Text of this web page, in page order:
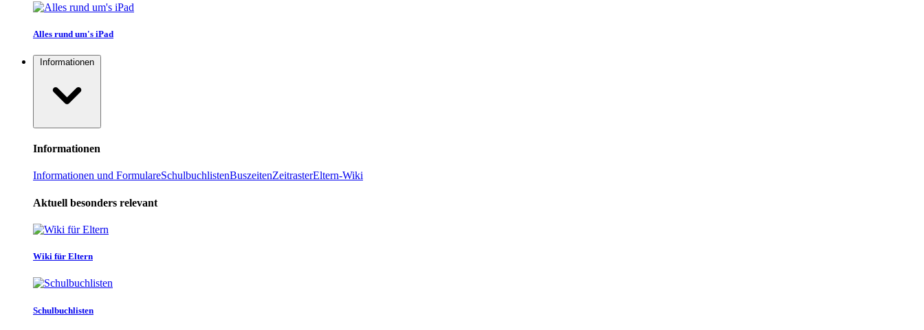
Alles rund um's iPad
Informationen
Informationen
Informationen und FormulareSchulbuchlistenBuszeitenZeitrasterEltern-Wiki
Aktuell besonders relevant
Wiki für Eltern
Schulbuchlisten